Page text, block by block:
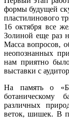
формы будущей
пластилинового
16 октября все
Золиной еще раз
Масса вопросов,
неопознанных
нам приятно
выставки с
На память о
ботаническому
различных
веток, шишек. В